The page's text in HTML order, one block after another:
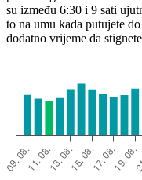
su između 6:30 i 9 sati
to na umu kada putujete
dodatno vrijeme da